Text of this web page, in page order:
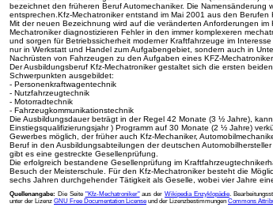
bezeichnet den früheren Beruf Automechaniker. Die Namensänderung
entsprechen.Kfz-Mechatroniker entstand im Mai 2001 aus den Berufen
Mit der neuen Bezeichnung wird auf die veränderten Anforderungen
Mechatroniker diagnostizieren Fehler in den immer komplexeren
und sorgen für Betriebssicherheit moderner Kraftfahrzeuge im
nur in Werkstatt und Handel zum Aufgabengebiet, sondern auch in
Nachrüsten von Fahrzeugen zu den Aufgaben eines KFZ-
Der Ausbildungsberuf Kfz-Mechatroniker gestaltet sich die ersten
Schwerpunkten ausgebildet:
- Personenkraftwagentechnik
- Nutzfahrzeugtechnik
- Motorradtechnik
- Fahrzeugkommunikationstechnik
Die Ausbildungsdauer beträgt in der Regel 42 Monate (3 ½ Jahre),
Einstiegsqualifizierungsjahr ) Programm auf 30 Monate (2 ½ Jahre)
Gewerbes möglich, der früher auch Kfz-Mechaniker,
Beruf in den Ausbildungsabteilungen der deutschen
gibt es eine gestreckte Gesellenprüfung.
Die erfolgreich bestandene Gesellenprüfung im
Besuch der Meisterschule. Für den Kfz-Mechatroniker besteht die
sechs Jahren durchgehender Tätigkeit als Geselle, wobei vier Jahre
Quellenangabe: Die Seite "Kfz-Mechatroniker"aus derWikipedia Enzyklopädie.
unter der Lizenz GNU Free Documentation License und der Lizenzbestimmungen Commons